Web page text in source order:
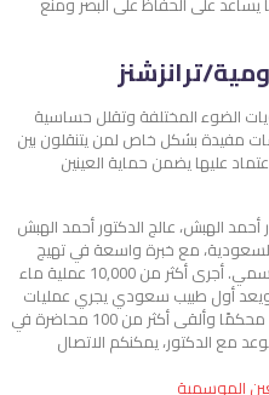
ترانزشنز
الضوء المختلفة وتقلل حساسية
مفيدة بشكل خاص لمن يتنقلون بين
عليها يضمن حماية العينين
الهبش، عالج الدكتور أحمد الهبش
مع خبرة واسعة في تهيج
العين بسبب الحساسية واحمرار العين الموسمي. أجرى أكثر من 10,000 عملية ماء
معقدة خلال 10 سنوات، ويعد أول طبيب سعودي يجري عمليات
MIGS المتقدمة. نشر أكثر من 30 بحثًا علميًا محكمًا وألقى أكثر من 100 محاضرة في
مع الدكتور، يمكنكم الاتصال